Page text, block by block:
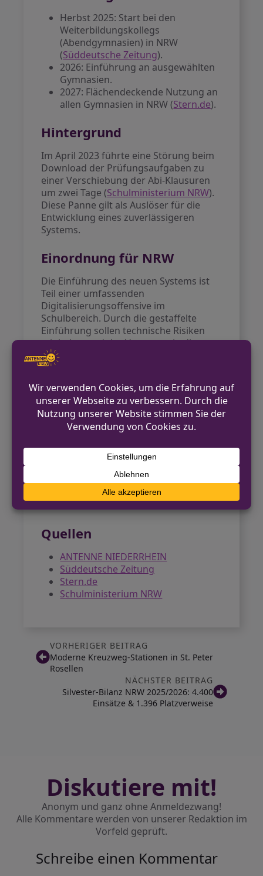
Herbst 2025: Start bei den
Weiterbildungskollegs
(Abendgymnasien) in NRW
(Süddeutsche Zeitung).
2026: Einführung an ausgewählten
Gymnasien.
2027: Flächendeckende Nutzung an
allen Gymnasien in NRW (Stern.de).
Hintergrund
Im April 2023 führte eine Störung beim
Download der Prüfungsaufgaben zu
einer Verschiebung der Abi-Klausuren
um zwei Tage (Schulministerium NRW).
Diese Panne gilt als Auslöser für die
Entwicklung eines zuverlässigeren
Systems.
Einordnung für NRW
Die Einführung des neuen Systems ist
Teil einer umfassenden
Digitalisierungsoffensive im
Schulbereich. Durch die gestaffelte
Einführung sollen technische Risiken
minimiert und das Vertrauen in die
zentralen Abi-Prüfungen
wiederhergestellt werden.
Ausblick
Nach der Pilotphase an
Abendgymnasien und dem Rollout an
in NRW das neue System nutzen.
Lehrkräfte und IT-Beauftragte werden
bis dahin geschult, um einen
reibungslosen Prüfungsbetrieb
Quellen
ANTENNE NIEDERRHEIN
Süddeutsche Zeitung
Stern.de
Schulministerium NRW
VORHERIGER BEITRAG
Moderne Kreuzweg-Stationen in St. Peter
Rosellen
NÄCHSTER BEITRAG
Silvester-Bilanz NRW 2025/2026: 4.400
Einsätze & 1.396 Platzverweise
Diskutiere mit!
Anonym und ganz ohne Anmeldezwang!
Alle Kommentare werden von unserer Redaktion im
Vorfeld geprüft.
Schreibe einen Kommentar